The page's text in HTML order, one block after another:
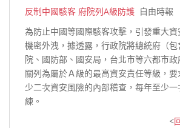
反制中國駭客 府院列A級防護 自由時報
為防止中國等國際駭客攻擊，引發重大
機密外洩，據透露，行政院將總統府（
院、國防部、國安局，台北市等六都市
關列為屬於Ａ級的最高資安責任等級，
少二次資安風險的內部稽查，每年至少
練。
<